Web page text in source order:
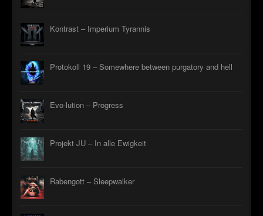
Kontrast – Imperium Tyrannis
Protokoll 19 – Somewhere between purgatory and hell
Evo-lution – Progress
Projekt JU – In alle Ewigkeit
Rabengott – Sleepwalker